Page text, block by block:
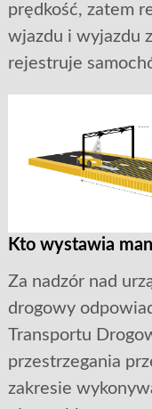
prędkość, zatem
wjazdu i wyjazdu
rejestruje
Kto wystawia
Za nadzór nad
drogowy
Transportu
przestrzegania
zakresie